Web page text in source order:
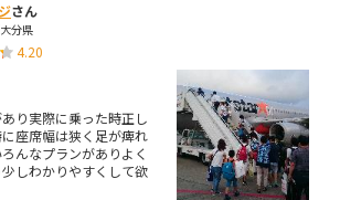
さん
分県
4.20
り実際に乗った時正し
座席幅は狭く足が痺れ
んなプランがありよく
しわかりやすくして欲